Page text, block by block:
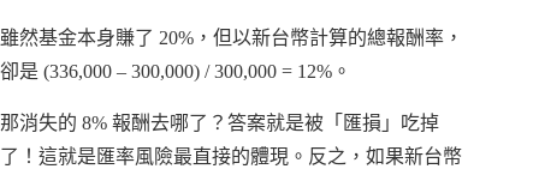
雖然基金本身賺了 20%，但以新台幣計算的總報酬率，
卻是 (336,000 – 300,000) / 300,000 = 12%。
那消失的 8% 報酬去哪了？答案就是被「匯損」吃掉
了！這就是匯率風險最直接的體現。反之，如果新台幣